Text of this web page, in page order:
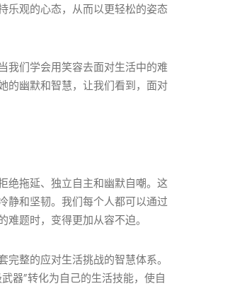
乐观的心态，从而以更轻松的姿态
我们学会用笑容去面对生活中的难
的幽默和智慧，让我们看到，面对
绝拖延、独立自主和幽默自嘲。这
静和坚韧。我们每个人都可以通过
题时，变得更加从容不迫。
整的应对生活挑战的智慧体系。
器”转化为自己的生活技能，使自